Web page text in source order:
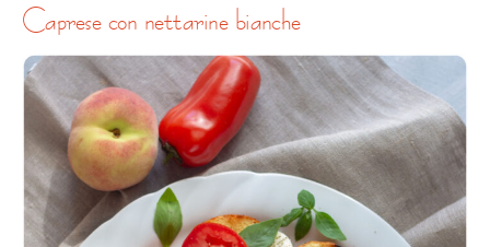
caprese con nettarine bianche